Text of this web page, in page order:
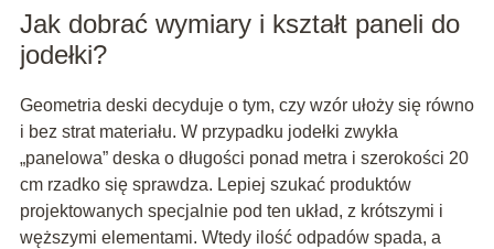
Jak dobrać wymiary i kształt paneli do
jodełki?
Geometria deski decyduje o tym, czy wzór ułoży się równo
i bez strat materiału. W przypadku jodełki zwykła
„panelowa” deska o długości ponad metra i szerokości 20
cm rzadko się sprawdza. Lepiej szukać produktów
projektowanych specjalnie pod ten układ, z krótszymi i
węższymi elementami. Wtedy ilość odpadów spada, a